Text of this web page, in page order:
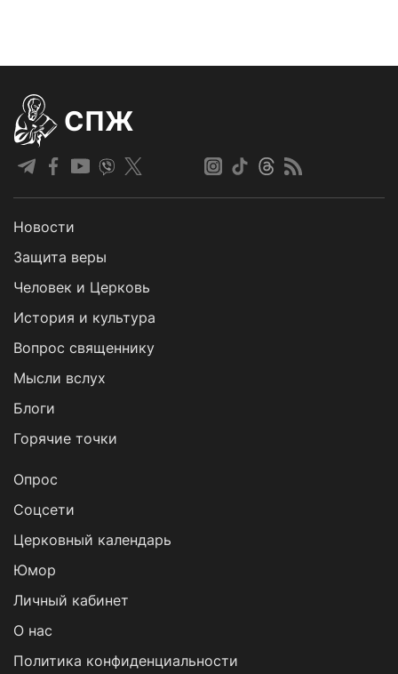
СПЖ
Новости
Защита веры
Человек и Церковь
История и культура
Вопрос священнику
Мысли вслух
Блоги
Горячие точки
Опрос
Cоцсети
Церковный календарь
Юмор
Личный кабинет
О нас
Политика конфиденциальности